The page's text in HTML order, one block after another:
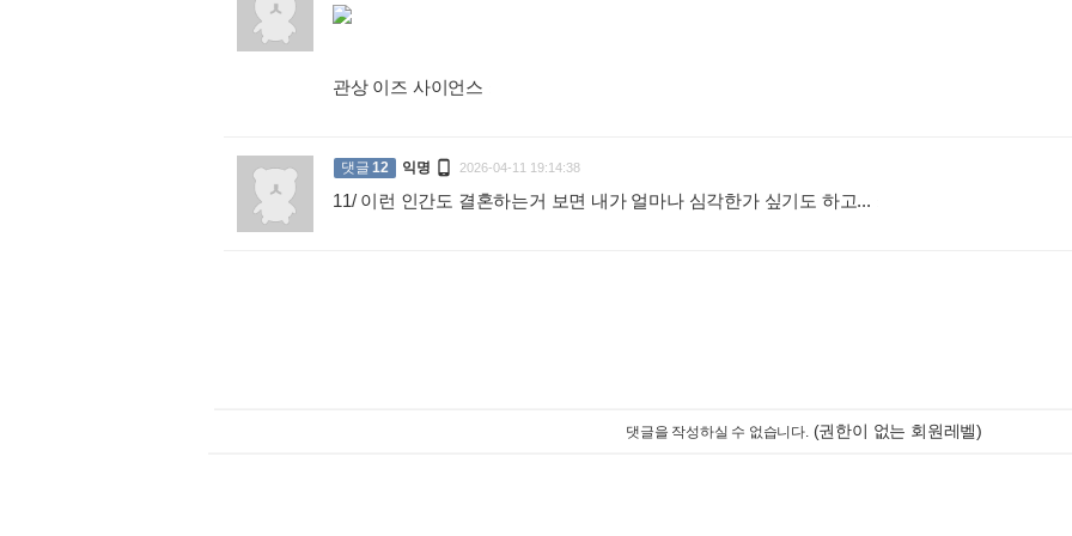
관상 이즈 사이언스
댓글12 익명  2026-04-11 19:14:38
11/ 이런 인간도 결혼하는거 보면 내가 얼마나 심각한가 싶기도 하고...
댓글을 작성하실 수 없습니다. (권한이 없는 회원레벨)